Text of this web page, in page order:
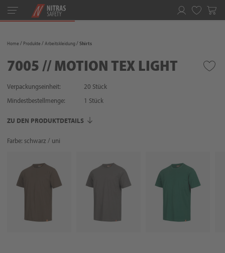
Toggle
navigation
Home Produkte Arbeitskleidung Shirts
7005 // MOTION TEX LIGHT
Verpackungseinheit:
20 Stück
Mindestbestellmenge:
1 Stück
ZU DEN PRODUKTDETAILS
Farbe: schwarz / uni